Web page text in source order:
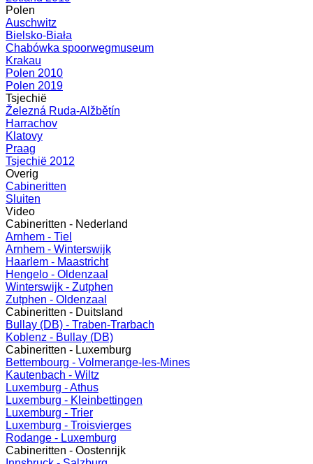
Polen
Auschwitz
Bielsko-Biała
Chabówka spoorwegmuseum
Krakau
Polen 2010
Polen 2019
Tsjechië
Železná Ruda-Alžbětín
Harrachov
Klatovy
Praag
Tsjechië 2012
Overig
Cabineritten
Sluiten
Video
Cabineritten - Nederland
Arnhem - Tiel
Arnhem - Winterswijk
Haarlem - Maastricht
Hengelo - Oldenzaal
Winterswijk - Zutphen
Zutphen - Oldenzaal
Cabineritten - Duitsland
Bullay (DB) - Traben-Trarbach
Koblenz - Bullay (DB)
Cabineritten - Luxemburg
Bettembourg - Volmerange-les-Mines
Kautenbach - Wiltz
Luxemburg - Athus
Luxemburg - Kleinbettingen
Luxemburg - Trier
Luxemburg - Troisvierges
Rodange - Luxemburg
Cabineritten - Oostenrijk